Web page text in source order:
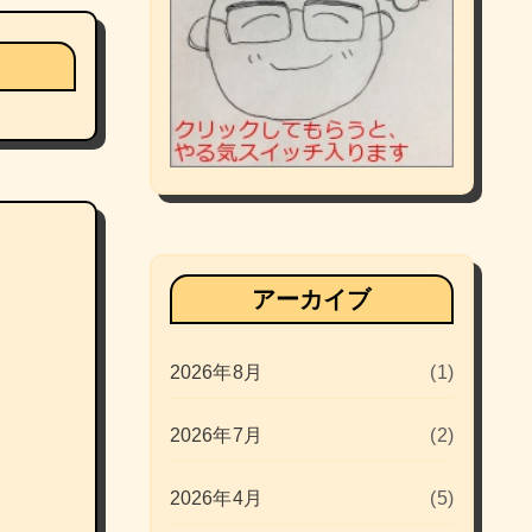
アーカイブ
2026年8月 (1)
2026年7月 (2)
2026年4月 (5)